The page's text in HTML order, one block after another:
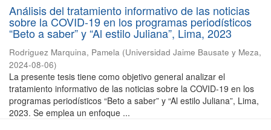
Análisis del tratamiento informativo de las noticias
sobre la COVID-19 en los programas periodísticos
“Beto a saber” y “Al estilo Juliana”, Lima, 2023
Rodriguez Marquina, Pamela (Universidad Jaime Bausate y Meza,
2024-08-06)
La presente tesis tiene como objetivo general analizar el
tratamiento informativo de las noticias sobre la COVID-19 en los
programas periodísticos “Beto a saber” y “Al estilo Juliana”, Lima,
2023. Se emplea un enfoque ...